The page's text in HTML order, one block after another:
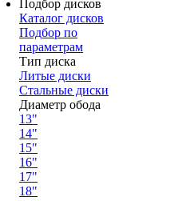
Подбор дисков
Каталог дисков
Подбор по
параметрам
Тип диска
Литые диски
Стальные диски
Диаметр обода
13"
14"
15"
16"
17"
18"